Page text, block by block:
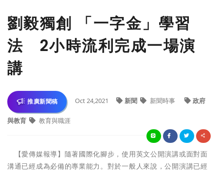
劉毅獨創 「一字金」學習
法 2小時流利完成一場演
講
推廣新聞稿 Oct 24,2021 新聞 新聞時事 政府
與教育 教育與職涯
【愛傳媒報導】隨著國際化腳步，使用英文公開演講或面對面
溝通已經成為必備的專業能力。對於一般人來說，公開演講已經